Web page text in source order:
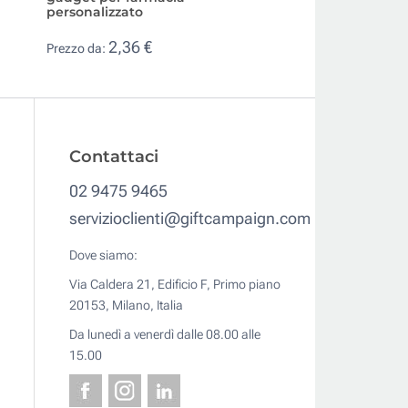
personalizzato
Prezzo da: 2,36 €
Contattaci
02 9475 9465
servizioclienti@giftcampaign.com
Dove siamo:
Via Caldera 21, Edificio F, Primo piano
20153, Milano, Italia
Da lunedì a venerdì dalle 08.00 alle
15.00